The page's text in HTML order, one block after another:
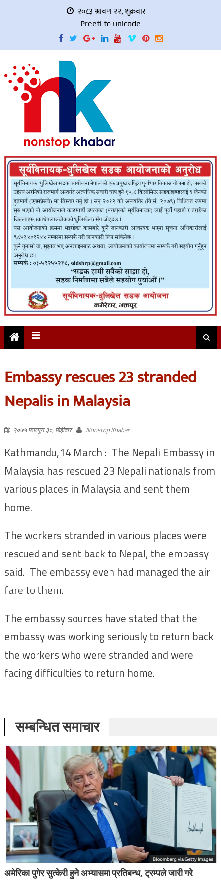
२०८३ श्रावण २२, शुक्रवार
Preeti to unicode
Embassy rescues 23 stranded
Nepalis in Malaysia
२०७५ फाल्गुन ३०, बिहीवार Nonstop Khabar
Kathmandu,14 March : The Nepali Embassy in
Malaysia has rescued 23 Nepali nationals from
various places in Malaysia and sent them
home.
The workers stranded in various places were
rescued and sent back to Nepal, the embassy
said. The embassy even had managed the air
fare to them.
The embassy sources have stated that the
embassy was working seriously to return back
the workers who were stranded and were
facing difficulties to return home.
सम्बन्धित समाचार
अमेरिका पुगेर सुत्केरी हुने अभ्यासमा प्रतिबन्ध, ट्रम्पले जारी गरे